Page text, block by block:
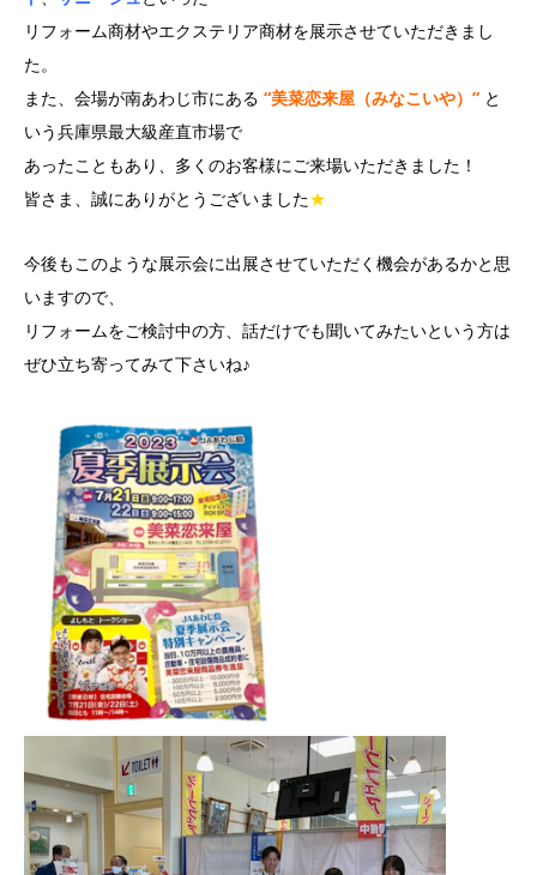
リフォーム商材やエクステリア商材を展示させていただきまし
た。
また、会場が南あわじ市にある “美菜恋来屋（みなこいや）” と
いう兵庫県最大級産直市場で
あったこともあり、多くのお客様にご来場いただきました！
皆さま、誠にありがとうございました★
今後もこのような展示会に出展させていただく機会があるかと思
いますので、
リフォームをご検討中の方、話だけでも聞いてみたいという方は
ぜひ立ち寄ってみて下さいね♪